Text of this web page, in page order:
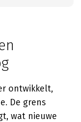
ontwikkelt,
De grens
wat nieuwe